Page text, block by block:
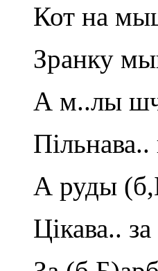
Кот на
Зранку
А м..лы
А руды
Цікава..